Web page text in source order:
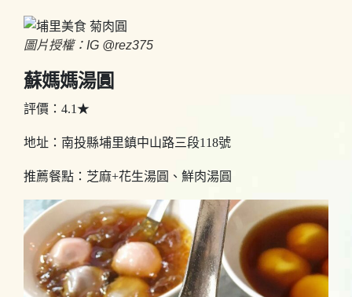
圖片授權：IG @rez375
蘇媽媽湯圓
評價：4.1★
地址：南投縣埔里鎮中山路三段118號
推薦餐點：芝麻+花生湯圓、鮮肉湯圓